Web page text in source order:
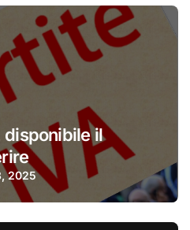
disponibile il
2025